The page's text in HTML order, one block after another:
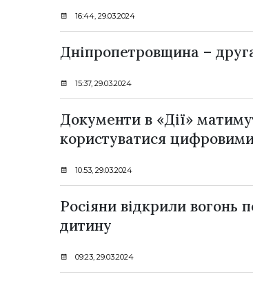
16:44, 29.03.2024
Дніпропетровщина –
15:37, 29.03.2024
Документи в «Дії»
користуватися
10:53, 29.03.2024
Росіяни відкрили вогонь
дитину
09:23, 29.03.2024